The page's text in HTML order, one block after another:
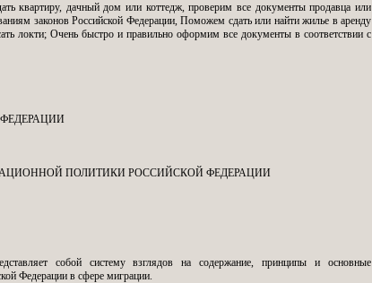
квартиру, дачный дом или коттедж, проверим все документы продавца или
законов Российской Федерации, Поможем сдать или найти жилье в аренду
локти; Очень быстро и правильно оформим все документы в соответствии с
ПОЛИТИКИ РОССИЙСКОЙ ФЕДЕРАЦИИ
собой систему взглядов на содержание, принципы и основные
Федерации в сфере миграции.